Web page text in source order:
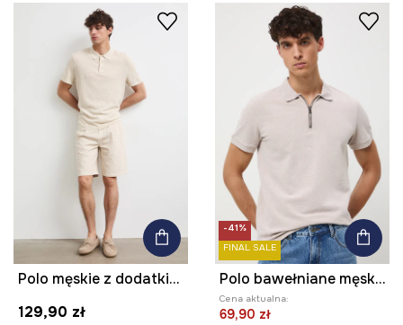
Polo męskie z dodatkiem lnu
129,90 zł
-41%
FINAL SALE
Polo bawełniane męskie z elastanem z fakturą
Cena aktualna:
69,90 zł